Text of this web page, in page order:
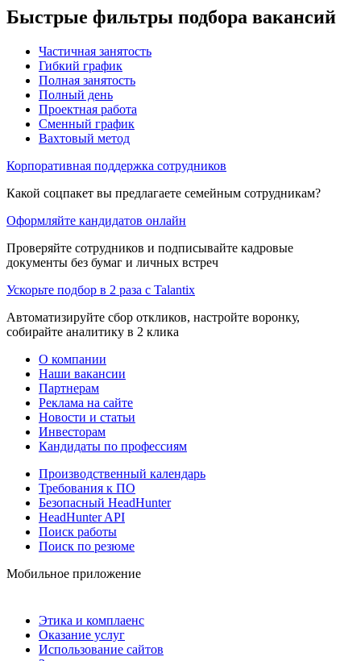
Быстрые фильтры подбора вакансий
Частичная занятость
Гибкий график
Полная занятость
Полный день
Проектная работа
Сменный график
Вахтовый метод
Корпоративная поддержка сотрудников
Какой соцпакет вы предлагаете семейным сотрудникам?
Оформляйте кандидатов онлайн
Проверяйте сотрудников и подписывайте кадровые
документы без бумаг и личных встреч
Ускорьте подбор в 2 раза с Talantix
Автоматизируйте сбор откликов, настройте воронку,
собирайте аналитику в 2 клика
О компании
Наши вакансии
Партнерам
Реклама на сайте
Новости и статьи
Инвесторам
Кандидаты по профессиям
Производственный календарь
Требования к ПО
Безопасный HeadHunter
HeadHunter API
Поиск работы
Поиск по резюме
Мобильное приложение
Этика и комплаенс
Оказание услуг
Использование сайтов